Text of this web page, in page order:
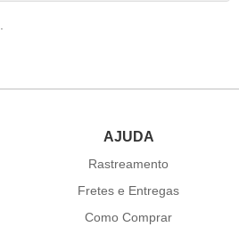
AJUDA
Rastreamento
Fretes e Entregas
Como Comprar